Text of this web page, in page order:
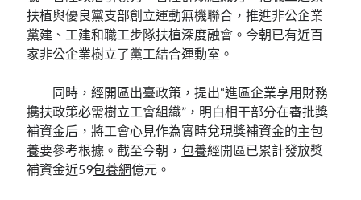
扶植與優良黨支部創立運動無機聯合，推進非公企業
黨建、工建和職工步隊扶植深度融會。今朝已有近百
家非公企業樹立了黨工結合運動室。
同時，經開區出臺政策，提出“進區企業享用財務
攙扶政策必需樹立工會組織”，明白相干部分在審批獎
補資金后，將工會心見作為實時兌現獎補資金的主包
養要參考根據。截至今朝，包養經開區已累計發放獎
補資金近59包養網億元。